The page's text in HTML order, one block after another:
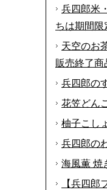
兵四郎米
ちは期間限
天空のお
販売終了商
兵四郎の
花笠どんこ
柚子こし
兵四郎の
海風薫 焼
【兵四郎